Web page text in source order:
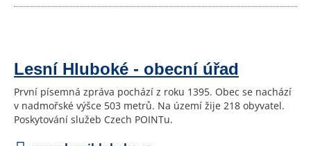
Lesní Hluboké - obecní úřad
První písemná zpráva pochází z roku 1395. Obec se nachází
v nadmořské výšce 503 metrů. Na území žije 218 obyvatel.
Poskytování služeb Czech POINTu.